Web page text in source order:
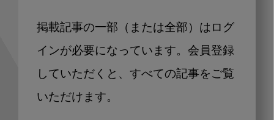
掲載記事の一部（または全部）はログ
インが必要になっています。会員登録
していただくと、すべての記事をご覧
いただけます。